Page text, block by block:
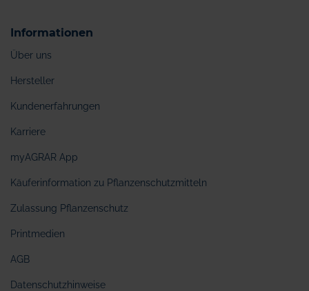
Informationen
Über uns
Hersteller
Kundenerfahrungen
Karriere
myAGRAR App
Käuferinformation zu Pflanzenschutzmitteln
Zulassung Pflanzenschutz
Printmedien
AGB
Datenschutzhinweise